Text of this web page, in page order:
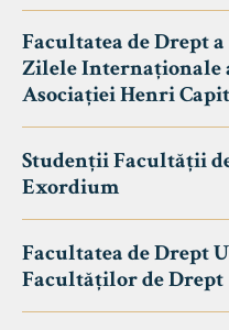
Facultatea de Drept
Zilele Internaționale
Asociației Henri
Studenții Facultății
Exordium
Facultatea de Drept
Facultăților de Drept